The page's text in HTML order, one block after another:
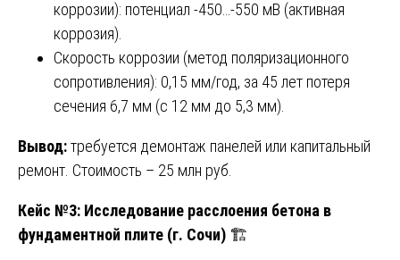
коррозии): потенциал -450…-550 мВ (активная
коррозия).
Скорость коррозии (метод поляризационного
сопротивления): 0,15 мм/год, за 45 лет потеря
сечения 6,7 мм (с 12 мм до 5,3 мм).
Вывод:требуется демонтаж панелей или капитальный
ремонт. Стоимость – 25 млн руб.
Кейс №3: Исследование расслоения бетона в
фундаментной плите (г. Сочи) 🏗️